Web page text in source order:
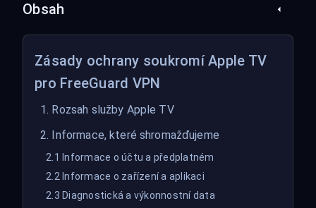
Obsah
Zásady ochrany soukromí Apple TV
pro FreeGuard VPN
1. Rozsah služby Apple TV
2. Informace, které shromažďujeme
2.1 Informace o účtu a předplatném
2.2 Informace o zařízení a aplikaci
2.3 Diagnostická a výkonnostní data